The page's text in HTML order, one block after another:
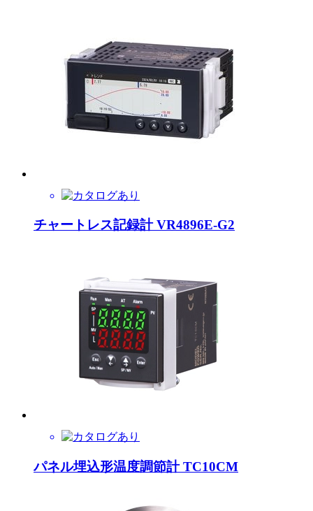
チャートレス記録計 VR4896E-G2
パネル埋込形温度調節計 TC10CM